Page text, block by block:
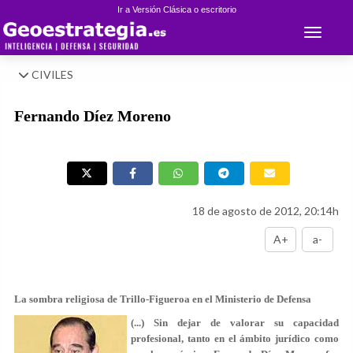
Ir a Versión Clásica o escritorio
Toggle
CIVILES
Fernando Díez Moreno
18 de agosto de 2012, 20:14h
A+ a-
La sombra religiosa de Trillo-Figueroa en el Ministerio de Defensa
(...) Sin dejar de valorar su capacidad
profesional, tanto en el ámbito jurídico como